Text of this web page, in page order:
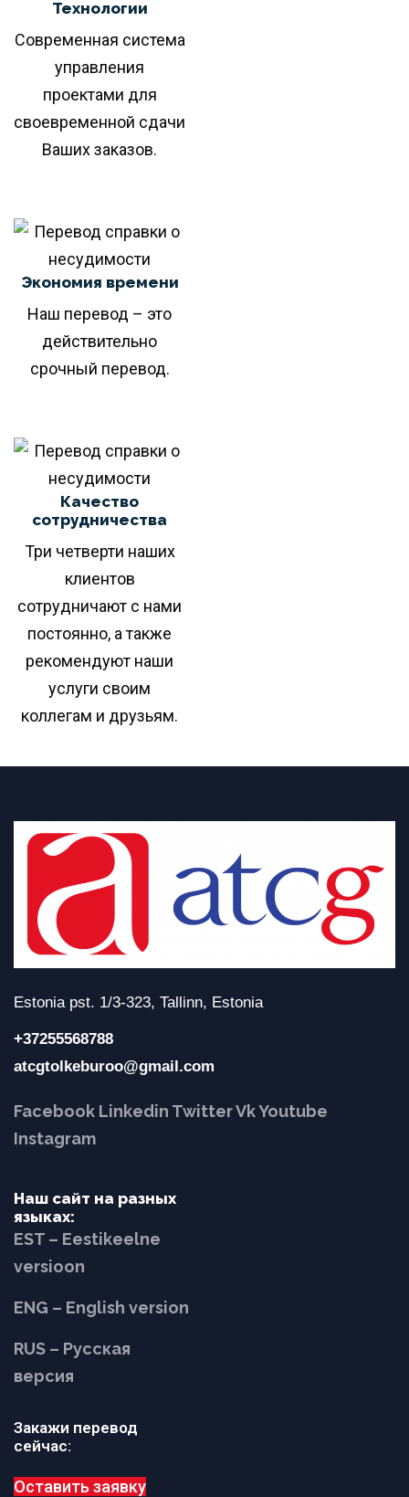
Технологии
Современная система
управления
проектами для
своевременной сдачи
Ваших заказов.
Экономия времени
Наш перевод – это
действительно
срочный перевод.
Качество
сотрудничества
Три четверти наших
клиентов
сотрудничают с нами
постоянно, а также
рекомендуют наши
услуги своим
коллегам и друзьям.
Estonia pst. 1/3-323, Tallinn, Estonia
+37255568788
atcgtolkeburoo@gmail.com
Facebook Linkedin TwitterVkYoutube
Instagram
Наш сайт на разных
языках:
EST – Eestikeelne
versioon
ENG – English version
RUS – Русская
версия
Закажи перевод
сейчас:
Оставить заявку